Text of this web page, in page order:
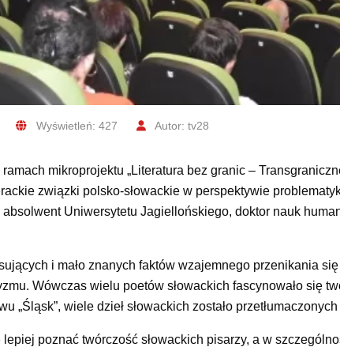
Wyświetleń: 427 Autor: tv28
mikroprojektu „Literatura bez granic –
związki polsko-słowackie w perspektywie
absolwent Uniwersytetu Jagiellońskiego, doktor nauk
i mało znanych faktów wzajemnego przenikania
Wówczas wielu poetów słowackich fascynowało się
„Śląsk”, wiele dzieł słowackich zostało
poznać twórczość słowackich pisarzy, a w